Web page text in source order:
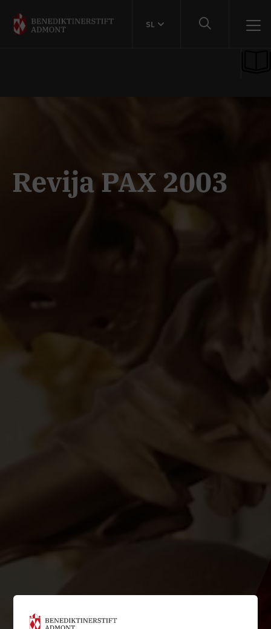
SL
Revija PAX 2003